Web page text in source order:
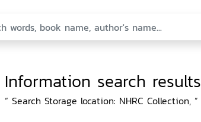
Information search results
“ Search Storage location: NHRC Collection, ”